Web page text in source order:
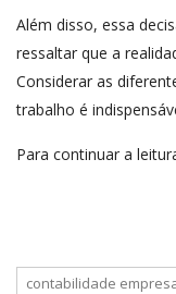
Além disso, essa
ressaltar que a
Considerar as
trabalho é
Para continuar a
contabilidade